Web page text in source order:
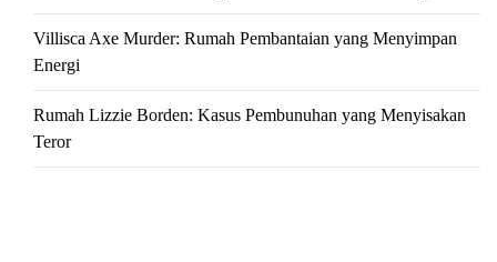
Villisca Axe Murder: Rumah Pembantaian yang Menyimpan
Energi
Rumah Lizzie Borden: Kasus Pembunuhan yang Menyisakan
Teror